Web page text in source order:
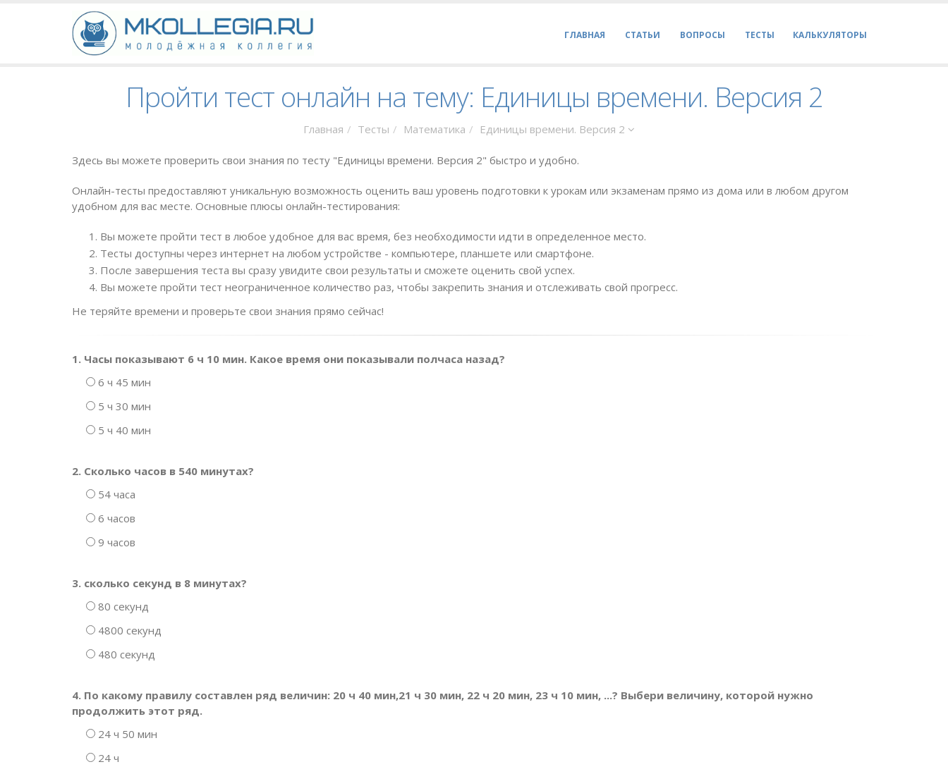
КАЛЬКУЛЯТОРЫ
ТЕСТЫ
ВОПРОСЫ
СТАТЬИ
ГЛАВНАЯ
Пройти тест онлайн на тему: Единицы времени. Версия 2
Главная Тесты Математика Единицы времени. Версия 2
Здесь вы можете проверить свои знания по тесту "Единицы времени. Версия 2" быстро и удобно.
Онлайн-тесты предоставляют уникальную возможность оценить ваш уровень подготовки к урокам или экзаменам прямо из дома или в любом другом
удобном для вас месте. Основные плюсы онлайн-тестирования:
Вы можете пройти тест в любое удобное для вас время, без необходимости идти в определенное место.
Тесты доступны через интернет на любом устройстве - компьютере, планшете или смартфоне.
После завершения теста вы сразу увидите свои результаты и сможете оценить свой успех.
Вы можете пройти тест неограниченное количество раз, чтобы закрепить знания и отслеживать свой прогресс.
Не теряйте времени и проверьте свои знания прямо сейчас!
1. Часы показывают 6 ч 10 мин. Какое время они показывали полчаса назад?
6 ч 45 мин
5 ч 30 мин
5 ч 40 мин
2. Сколько часов в 540 минутах?
54 часа
6 часов
9 часов
3. сколько секунд в 8 минутах?
80 секунд
4800 секунд
480 секунд
4. По какому правилу составлен ряд величин: 20 ч 40 мин,21 ч 30 мин, 22 ч 20 мин, 23 ч 10 мин, ...? Выбери величину, которой нужно
продолжить этот ряд.
24 ч 50 мин
24 ч